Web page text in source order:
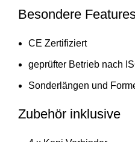
Besondere
CE Zertifiziert
geprüfter Betrieb nach
Sonderlängen und
Zubehör inklusive